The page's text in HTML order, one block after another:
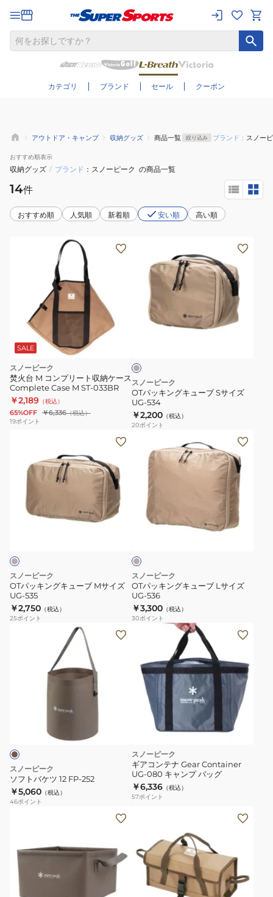
カテゴリ ブランド セール クーポン
さらに絞り込む
アウトドア・キャンプ 収納グッズ 商品一覧 絞り込み ブランド： スノー
おすすめ順表示
収納グッズ / ブランド スノーピーク の商品一覧
14件
おすすめ順 人気順 新着順 安い順 高い順
SALE
スノーピーク
焚火台 M コンプリート収納ケース
Complete Case M ST-033BR
￥2,189 （税込）
65%OFF ￥6,336（税込）
19ポイント
ー
ブ
S
サ
イ
ベ
ー
ジ
ュ
スノーピーク
OTパッキングキューブ Sサイズ
UG-534
￥2,200 （税込）
20ポイント
ー
ブ
M
サ
イ
スノーピーク
OTパッキングキューブ Mサイズ
UG-535
￥2,750 （税込）
25ポイント
ー
ブ
L
サ
イ
ベ
スノーピーク
OTパッキングキューブ Lサイズ
UG-536
￥3,300 （税込）
30ポイント
252
スノーピーク
ソフトバケツ 12 FP-252
￥5,060 （税込）
46ポイント
スノーピーク
ギアコンテナ Gear Container
UG-080 キャンプ バッグ
￥6,336 （税込）
57ポイント
バ
ケ